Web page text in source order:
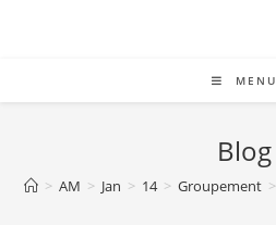
MENU
Blog
> AM > Jan > 14 > Groupement >